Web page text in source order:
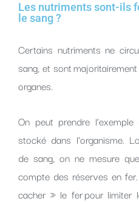
Les nutriments sont-ils
le sang ?
Certains nutriments ne
sang, et sont
organes.
On peut prendre
stocké dans l’organisme.
de sang, on ne mesure
compte des réserves en
cacher » le fer pour limiter